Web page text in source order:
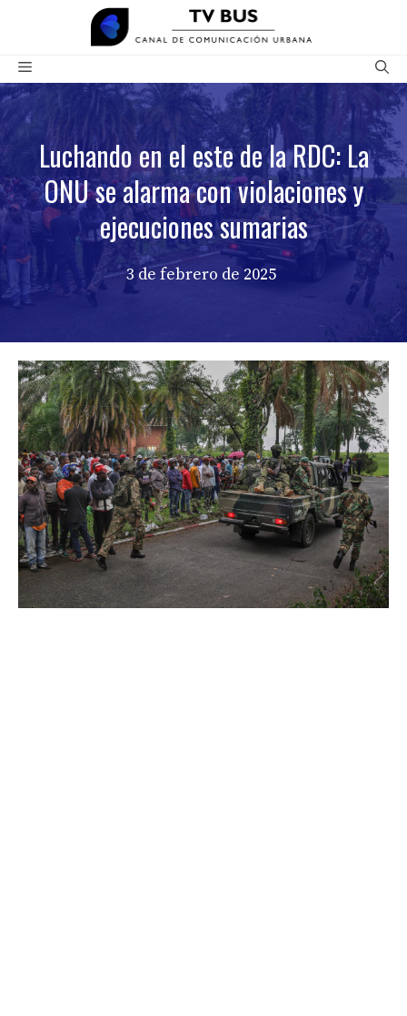
contenido
Menú
Luchando en el este de la RDC: La
ONU se alarma con violaciones y
ejecuciones sumarias
3 de febrero de 2025